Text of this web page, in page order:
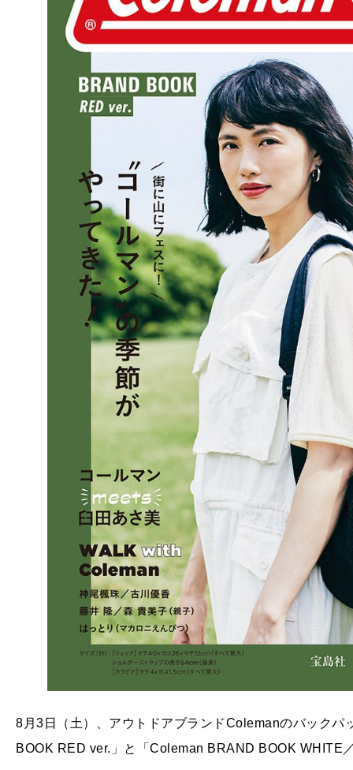
8月3日（土）、アウトドアブランドColemanのバック
BOOK RED ver.」と「Coleman BRAND BOOK WHITE